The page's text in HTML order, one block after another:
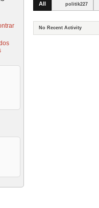
All politik227
No Recent Activity